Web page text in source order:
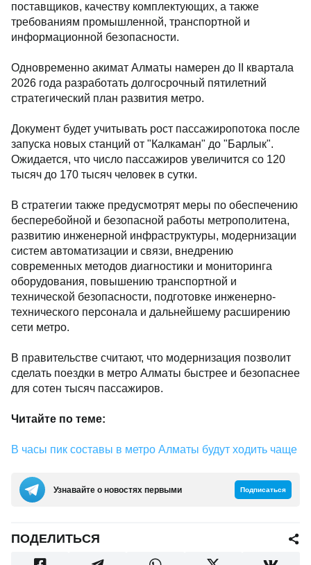
поставщиков, качеству комплектующих, а также
требованиям промышленной, транспортной и
информационной безопасности.
Одновременно акимат Алматы намерен до II квартала
2026 года разработать долгосрочный пятилетний
стратегический план развития метро.
Документ будет учитывать рост пассажиропотока после
запуска новых станций от "Калкаман" до "Барлык".
Ожидается, что число пассажиров увеличится со 120
тысяч до 170 тысяч человек в сутки.
В стратегии также предусмотрят меры по обеспечению
бесперебойной и безопасной работы метрополитена,
развитию инженерной инфраструктуры, модернизации
систем автоматизации и связи, внедрению
современных методов диагностики и мониторинга
оборудования, повышению транспортной и
технической безопасности, подготовке инженерно-
технического персонала и дальнейшему расширению
сети метро.
В правительстве считают, что модернизация позволит
сделать поездки в метро Алматы быстрее и безопаснее
для сотен тысяч пассажиров.
Читайте по теме:
В часы пик составы в метро Алматы будут ходить чаще
Узнавайте о новостях первыми Подписаться
ПОДЕЛИТЬСЯ